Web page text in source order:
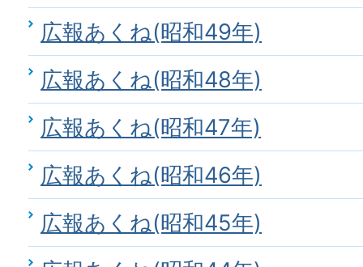
広報あくね(昭和49年)
広報あくね(昭和48年)
広報あくね(昭和47年)
広報あくね(昭和46年)
広報あくね(昭和45年)